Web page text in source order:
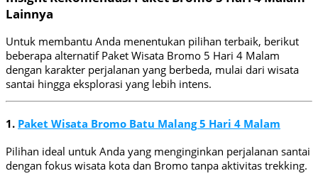
Lainnya
Untuk membantu Anda menentukan pilihan terbaik, berikut
beberapa alternatif Paket Wisata Bromo 5 Hari 4 Malam
dengan karakter perjalanan yang berbeda, mulai dari wisata
santai hingga eksplorasi yang lebih intens.
1. Paket Wisata Bromo Batu Malang 5 Hari 4 Malam
Pilihan ideal untuk Anda yang menginginkan perjalanan santai
dengan fokus wisata kota dan Bromo tanpa aktivitas trekking.